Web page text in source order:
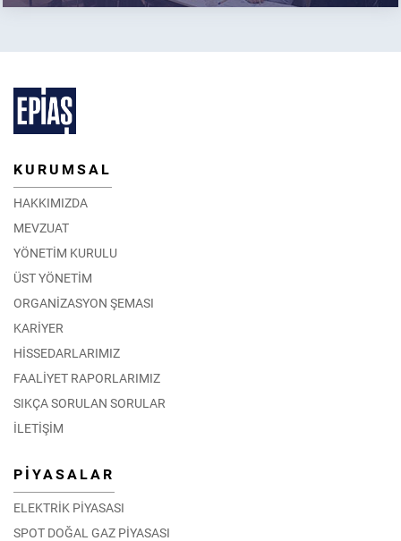
KURUMSAL
HAKKIMIZDA
MEVZUAT
YÖNETİM KURULU
ÜST YÖNETİM
ORGANİZASYON ŞEMASI
KARİYER
HİSSEDARLARIMIZ
FAALİYET RAPORLARIMIZ
SIKÇA SORULAN SORULAR
İLETİŞİM
PİYASALAR
ELEKTRİK PİYASASI
SPOT DOĞAL GAZ PİYASASI